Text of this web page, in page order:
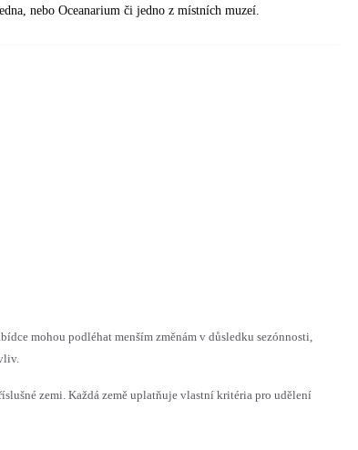
nebo Oceanarium či jedno z místních muzeí.
mohou podléhat menším změnám v důsledku sezónnosti,
zemi. Každá země uplatňuje vlastní kritéria pro udělení